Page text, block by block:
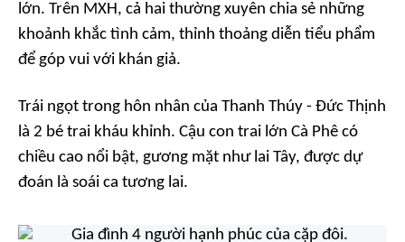
lớn. Trên MXH, cả hai thường xuyên chia sẻ những
khoảnh khắc tình cảm, thỉnh thoảng diễn tiểu phẩm
để góp vui với khán giả.
Trái ngọt trong hôn nhân của Thanh Thúy - Đức Thịnh
là 2 bé trai kháu khỉnh. Cậu con trai lớn Cà Phê có
chiều cao nổi bật, gương mặt như lai Tây, được dự
đoán là soái ca tương lai.